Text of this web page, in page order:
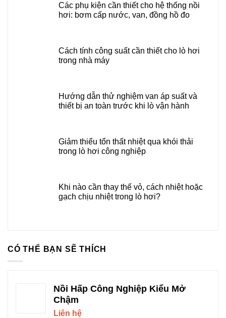
Các phụ kiện cần thiết cho hệ thống nồi
hơi: bơm cấp nước, van, đồng hồ đo
Cách tính công suất cần thiết cho lò hơi
trong nhà máy
Hướng dẫn thử nghiệm van áp suất và
thiết bị an toàn trước khi lò vận hành
Giảm thiểu tổn thất nhiệt qua khói thải
trong lò hơi công nghiệp
Khi nào cần thay thế vỏ, cách nhiệt hoặc
gạch chịu nhiệt trong lò hơi?
CÓ THỂ BẠN SẼ THÍCH
Nồi Hấp Công Nghiệp Kiểu Mở
Chậm
Liên hệ